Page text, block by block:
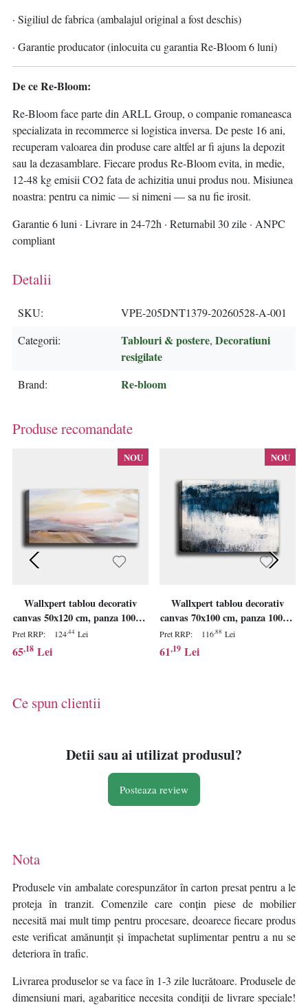
· Sigiliul de fabrica (ambalajul original a fost deschis)
· Garantie producator (inlocuita cu garantia Re-Bloom 6 luni)
De ce Re-Bloom:
Re-Bloom face parte din ARLL Group, o companie romaneasca
specializata in recommerce si logistica inversa. De peste 16 ani,
recuperam valoarea din produse care altfel ar fi ajuns la depozit
sau la dezasamblare. Fiecare produs Re-Bloom evita, in medie,
12-48 kg emisii CO2 fata de achizitia unui produs nou. Misiunea
noastra: pentru ca nimic — si nimeni — sa nu fie irosit.
Garantie 6 luni · Livrare in 24-72h · Returnabil 30 zile · ANPC
compliant
Detalii
SKU
VPE-205DNT1379-20260528-A-001
Categorii
Tablouri & postere, Decoratiuni
resigilate
Brand Re-bloom
Produse recomandate
NOU
Wallxpert tablou decorativ
canvas 50x120 cm, panza 100%,
cadru lemn 100% grosime 3 cm,
format panoramic, multicolor -
Verificat A · Re-Bloom
Pret RRP: 124,44 Lei
65,18 Lei
NOU
Wallxpert tablou decorativ
canvas 70x100 cm, panza 100%,
cadru lemn 100% grosime 3 cm,
multicolor - Verificat A · Re-
Pret RRP: 116,88 Lei
61,19 Lei
Ce spun clientii
Detii sau ai utilizat produsul?
Posteaza review
Nota
Produsele vin ambalate corespunzător în carton presat pentru a le
proteja în tranzit. Comenzile care conțin piese de mobilier
necesită mai mult timp pentru procesare, deoarece fiecare produs
este verificat amănunțit și împachetat suplimentar pentru a nu se
deteriora în trafic.
Livrarea produselor se va face în 1-3 zile lucrătoare. Produsele de
dimensiuni mari, agabaritice necesita condiții de livrare speciale!